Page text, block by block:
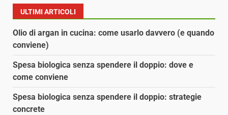
ULTIMI ARTICOLI
Olio di argan in cucina: come usarlo davvero (e quando
conviene)
Spesa biologica senza spendere il doppio: dove e
come conviene
Spesa biologica senza spendere il doppio: strategie
concrete